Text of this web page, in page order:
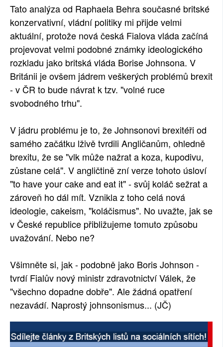
PLNÁ VERZE STRÁNEK
Tato analýza od Raphaela Behra současné britské
konzervativní, vládní politiky mi přijde velmi
aktuální, protože nová česká Fialova vláda začíná
projevovat velmi podobné známky ideologického
rozkladu jako britská vláda Borise Johnsona. V
Británii je ovšem jádrem veškerých problémů brexit
- v ČR to bude návrat k tzv. "volné ruce
svobodného trhu".
V jádru problému je to, že Johnsonovi brexitéři od
samého začátku lživě tvrdili Angličanům, ohledně
brexitu, že se "vlk může nažrat a koza, kupodivu,
zůstane celá". V angličtině zní verze tohoto úsloví
"to have your cake and eat it" - svůj koláč sežrat a
zároveň ho dál mít. Vznikla z toho celá nová
ideologie, cakeism, "koláčismus". No uvažte, jak se
v České republice přibližujeme tomuto způsobu
uvažování. Nebo ne?
Všimněte si, jak - podobně jako Boris Johnson -
tvrdí Fialův nový ministr zdravotnictví Válek, že
"všechno dopadne dobře". Ale žádná opatření
nezavádí. Naprostý johnsonismus... (JČ)